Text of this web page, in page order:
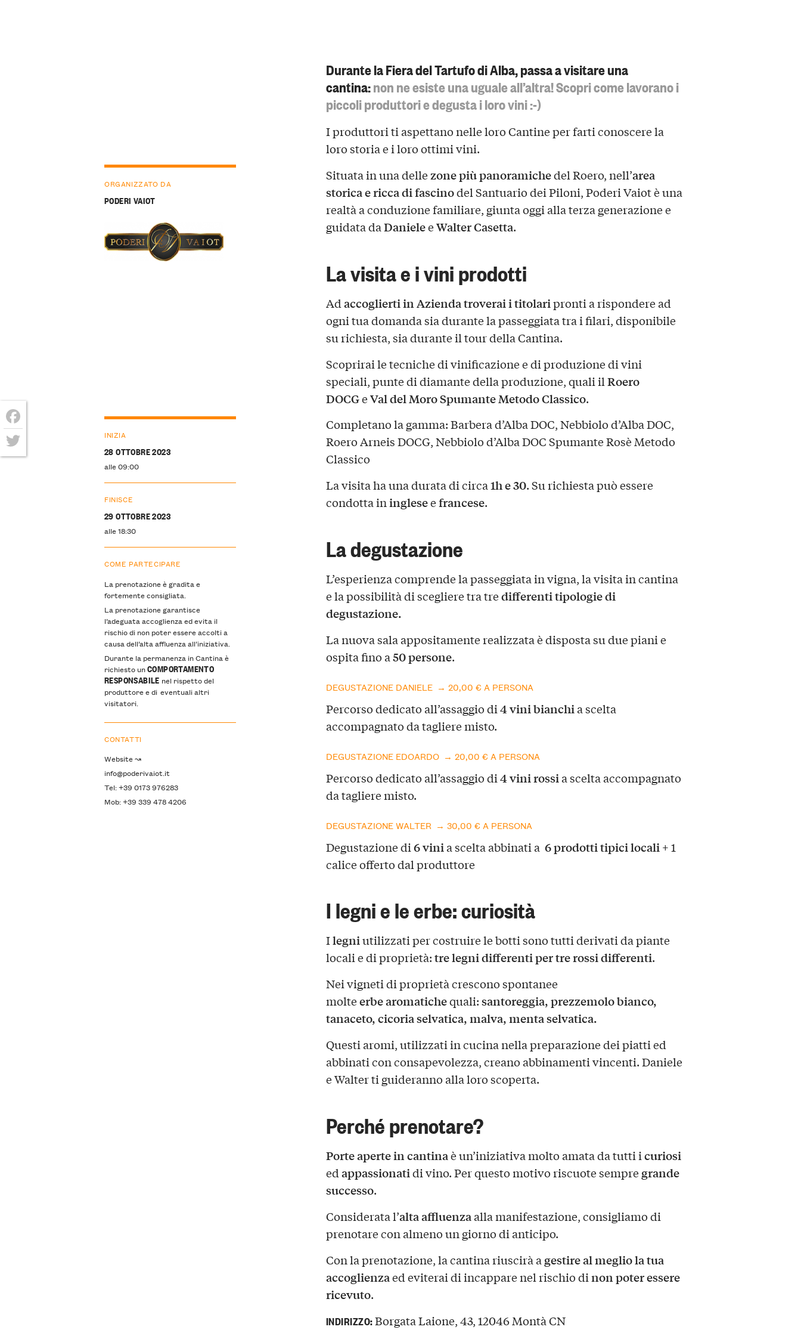
Durante la Fiera del Tartufo di Alba, passa a visitare una
cantina:non ne esiste una uguale all’altra! Scopri come lavorano i
piccoli produttori e degusta i loro vini :-)
I produttori ti aspettano nelle loro Cantine per farti conoscere la
loro storia e i loro ottimi vini.
Situata in una dellezone più panoramichedel Roero, nell’area
storica e ricca di fascinodel Santuario dei Piloni, Poderi Vaiot è una
realtà a conduzione familiare, giunta oggi alla terza generazione e
guidata daDanieleeWalter Casetta.
La visita e i vini prodotti
Ad accoglierti in Azienda troverai i titolaripronti a rispondere ad
ogni tua domanda sia durante la passeggiata tra i filari, disponibile
su richiesta, sia durante il tour della Cantina.
Scoprirai le tecniche di vinificazione e di produzione di vini
speciali, punte di diamante della produzione, quali ilRoero
DOCGeVal del Moro Spumante Metodo Classico.
Completano la gamma: Barbera d’Alba DOC, Nebbiolo d’Alba DOC,
Roero Arneis DOCG, Nebbiolo d’Alba DOC Spumante Rosè Metodo
Classico
La visita ha una durata di circa1h e 30. Su richiesta può essere
condotta iningleseefrancese.
La degustazione
L’esperienza comprende la passeggiata in vigna, la visita in cantina
e la possibilità di scegliere tra tredifferenti tipologie di
degustazione.
La nuova sala appositamente realizzata è disposta su due piani e
ospita fino a50 persone.
DEGUSTAZIONE DANIELE → 20,00 € A PERSONA
Percorso dedicato all’assaggio di4 vini bianchia scelta
accompagnato da tagliere misto.
DEGUSTAZIONE EDOARDO → 20,00 € A PERSONA
Percorso dedicato all’assaggio di4 vini rossia scelta accompagnato
da tagliere misto.
DEGUSTAZIONE WALTER → 30,00 € A PERSONA
Degustazione di6 vini a scelta abbinati a 6 prodotti tipici locali + 1
calice offerto dal produttore
I legni e le erbe: curiosità
Ilegniutilizzati per costruire le botti sono tutti derivati da piante
locali e di proprietà:tre legni differenti per tre rossi differenti.
Nei vigneti di proprietà crescono spontanee
molteerbearomatichequali:santoreggia, prezzemolo bianco,
tanaceto, cicoria selvatica, malva, menta selvatica.
Questi aromi, utilizzati in cucina nella preparazione dei piatti ed
abbinati con consapevolezza, creano abbinamenti vincenti. Daniele
e Walter ti guideranno alla loro scoperta.
Perché prenotare?
Porte aperte in cantinaè un’iniziativa molto amata da tutti icuriosi
ed appassionatidi vino. Per questo motivo riscuote sempregrande
successo.
Considerata l’alta affluenzaalla manifestazione, consigliamo di
prenotare con almeno un giorno di anticipo.
Con la prenotazione, la cantina riuscirà a gestire al meglio la tua
accoglienzaed eviterai di incappare nel rischio dinon poter essere
ricevuto.
ORGANIZZATO DA
PODERI VAIOT
INIZIA
28 OTTOBRE 2023
alle 09:00
FINISCE
29 OTTOBRE 2023
alle 18:30
COME PARTECIPARE
La prenotazione è gradita e
fortemente consigliata.
La prenotazione garantisce
l’adeguata accoglienza ed evita il
rischio di non poter essere accolti a
causa dell’alta affluenza all’iniziativa.
Durante la permanenza in Cantina è
richiesto unCOMPORTAMENTO
RESPONSABILE nel rispetto del
produttore e di eventuali altri
visitatori.
CONTATTI
Website ↝
info@poderivaiot.it
Tel: +39 0173 976283
Mob: +39 339 478 4206
INDIRIZZO:Borgata Laione, 43, 12046 Montà CN
Facebook
Twitter